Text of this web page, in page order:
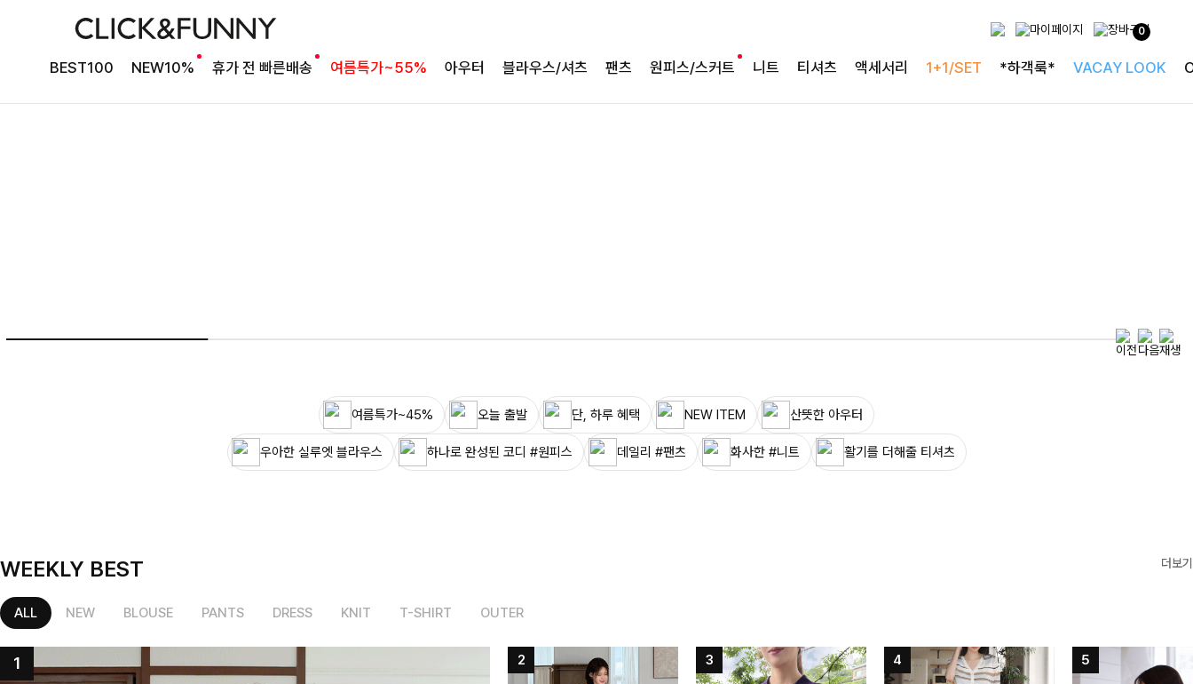
0
BEST100 NEW10% 휴가 전 빠른배송 여름특가~55% 아우터 블라우스/셔츠 팬츠 원피스/스커트 니트 티셔츠 액세서리 1+1/SET *하객룩* VACAY LOOK
여름의 끝을 완성할
감각적인 원피스
특별한 날을 빛내는
하객룩의 정석
여름특가~45% 오늘 출발 단, 하루 혜택 NEW ITEM 산뜻한 아우터
우아한 실루엣 블라우스 하나로 완성된 코디 #원피스 데일리 #팬츠 화사한 #니트 활기를 더해줄 티셔츠
WEEKLY BEST 더보기
ALL NEW BLOUSE PANTS DRESS KNIT T-SHIRT OUTER